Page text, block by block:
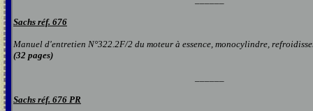
Sachs réf. 676
Manuel d'entretien N°322.2F/2 du moteur à essence, monocylindre,
(32 pages)
Sachs réf. 676 PR